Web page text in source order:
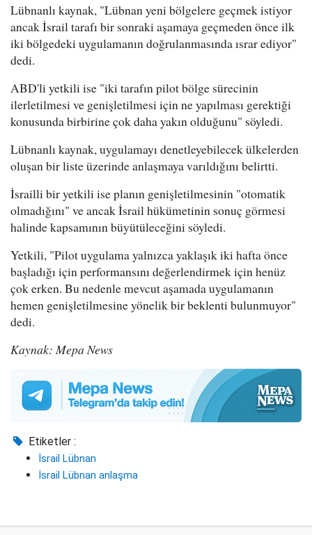
Lübnanlı kaynak, "Lübnan yeni bölgelere geçmek istiyor
ancak İsrail tarafı bir sonraki aşamaya geçmeden önce ilk
iki bölgedeki uygulamanın doğrulanmasında ısrar ediyor"
dedi.
ABD'li yetkili ise "iki tarafın pilot bölge sürecinin
ilerletilmesi ve genişletilmesi için ne yapılması gerektiği
konusunda birbirine çok daha yakın olduğunu" söyledi.
Lübnanlı kaynak, uygulamayı denetleyebilecek ülkelerden
oluşan bir liste üzerinde anlaşmaya varıldığını belirtti.
İsrailli bir yetkili ise planın genişletilmesinin "otomatik
olmadığını" ve ancak İsrail hükümetinin sonuç görmesi
halinde kapsamının büyütüleceğini söyledi.
Yetkili, "Pilot uygulama yalnızca yaklaşık iki hafta önce
başladığı için performansını değerlendirmek için henüz
çok erken. Bu nedenle mevcut aşamada uygulamanın
hemen genişletilmesine yönelik bir beklenti bulunmuyor"
dedi.
Kaynak: Mepa News
Etiketler :
İsrail Lübnan
İsrail Lübnan anlaşma